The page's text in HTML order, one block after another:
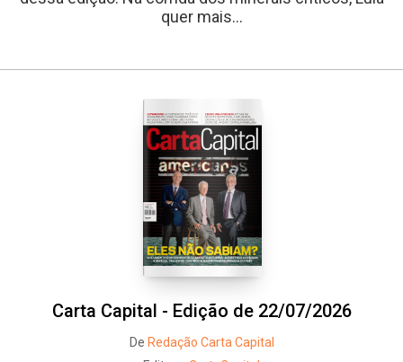
quer mais...
Carta Capital - Edição de 22/07/2026
De Redação Carta Capital